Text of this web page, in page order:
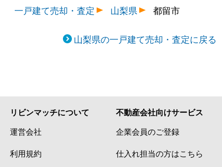
一戸建て売却・査定
山梨県 都留市
山梨県の一戸建て売却・査定に戻る
リビンマッチについて
運営会社
利用規約
不動産会社向けサービス
企業会員のご登録
仕入れ担当の方はこちら